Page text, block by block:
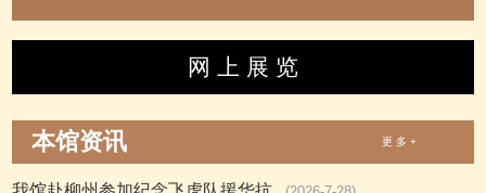
网 上 展 览
本馆资讯 更 多 +